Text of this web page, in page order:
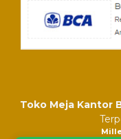
Toko Meja Kantor